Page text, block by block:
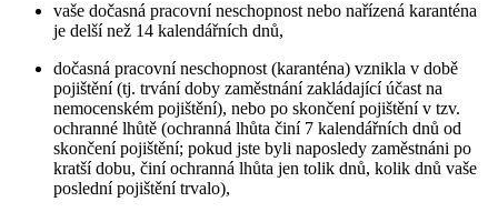
vaše dočasná pracovní neschopnost nebo nařízená karanténa
je delší než 14 kalendářních dnů,
dočasná pracovní neschopnost (karanténa) vznikla v době
pojištění (tj. trvání doby zaměstnání zakládající účast na
nemocenském pojištění), nebo po skončení pojištění v tzv.
ochranné lhůtě (ochranná lhůta činí 7 kalendářních dnů od
skončení pojištění; pokud jste byli naposledy zaměstnáni po
kratší dobu, činí ochranná lhůta jen tolik dnů, kolik dnů vaše
poslední pojištění trvalo),